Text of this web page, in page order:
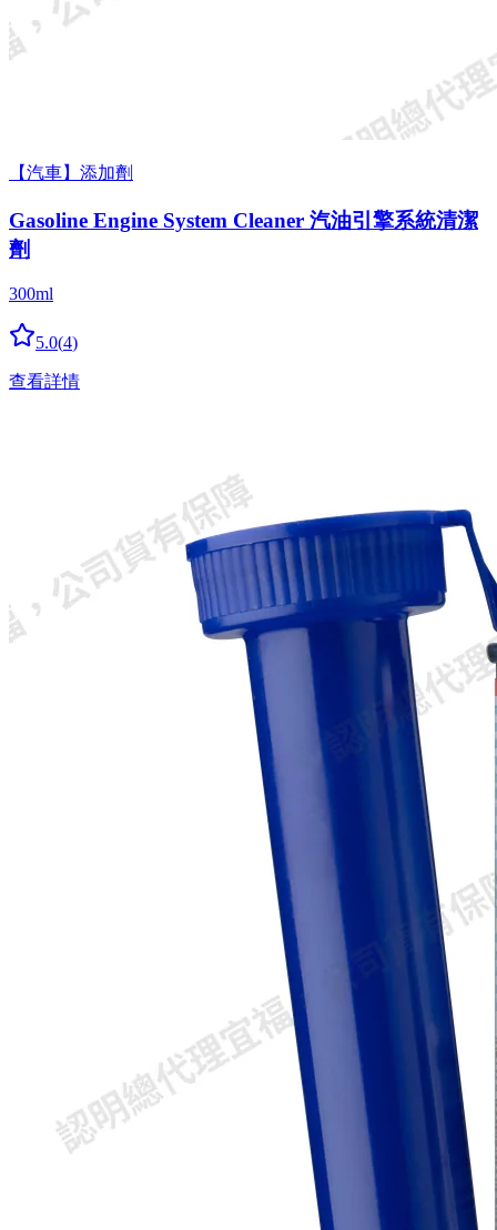
【汽車】添加劑
Gasoline Engine System Cleaner 汽油引擎系統清潔
劑
300ml
5.0(4)
查看詳情